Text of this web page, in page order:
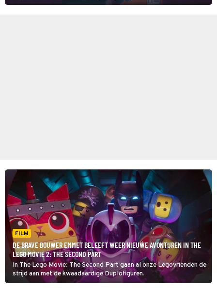
FILM
DE BRAVE BOUWER EMMET BELEEFT WEER NIEUWE AVONTUREN IN THE
LEGO MOVIE 2: THE SECOND PART
In The Lego Movie: The Second Part gaan al onze Legovrienden de
strijd aan met de kwaadaardige Duplofiguren.